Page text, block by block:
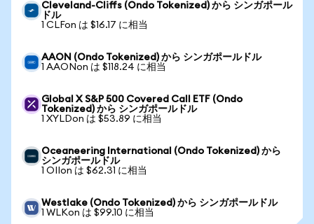
Cleveland-Cliffs (Ondo Tokenized) から シンガポール
ドル
1 CLFon は $16.17 に相当
AAON (Ondo Tokenized) から シンガポールドル
1 AAONon は $118.24 に相当
Global X S&P 500 Covered Call ETF (Ondo
Tokenized) から シンガポールドル
1 XYLDon は $53.89 に相当
Oceaneering International (Ondo Tokenized) から
シンガポールドル
1 OIIon は $62.31 に相当
Westlake (Ondo Tokenized) から シンガポールドル
1 WLKon は $99.10 に相当